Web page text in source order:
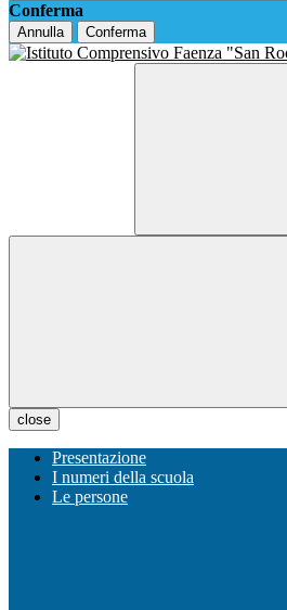
Conferma
Annulla Conferma
close
Presentazione
I numeri della scuola
Le persone